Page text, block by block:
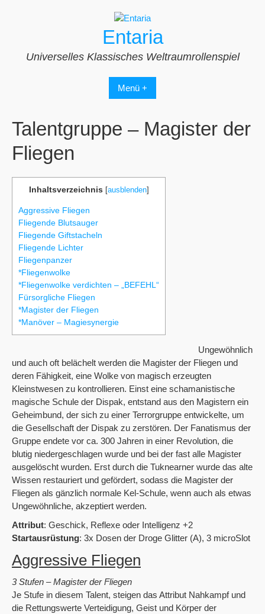
Entaria
Universelles Klassisches Weltraumrollenspiel
Menü +
Talentgruppe – Magister der
Fliegen
Inhaltsverzeichnis [ausblenden]
Aggressive Fliegen
Fliegende Blutsauger
Fliegende Giftstacheln
Fliegende Lichter
Fliegenpanzer
*Fliegenwolke
*Fliegenwolke verdichten – „BEFEHL“
Fürsorgliche Fliegen
*Magister der Fliegen
*Manöver – Magiesynergie
Ungewöhnlich
und auch oft belächelt werden die Magister der Fliegen und
deren Fähigkeit, eine Wolke von magisch erzeugten
Kleinstwesen zu kontrollieren. Einst eine schamanistische
magische Schule der Dispak, entstand aus den Magistern ein
Geheimbund, der sich zu einer Terrorgruppe entwickelte, um
die Gesellschaft der Dispak zu zerstören. Der Fanatismus der
Gruppe endete vor ca. 300 Jahren in einer Revolution, die
blutig niedergeschlagen wurde und bei der fast alle Magister
ausgelöscht wurden. Erst durch die Tuknearner wurde das alte
Wissen restauriert und gefördert, sodass die Magister der
Fliegen als gänzlich normale Kel-Schule, wenn auch als etwas
Ungewöhnliche, akzeptiert werden.
Attribut: Geschick, Reflexe oder Intelligenz +2
Startausrüstung: 3x Dosen der Droge Glitter (A), 3 microSlot
Aggressive Fliegen
3 Stufen – Magister der Fliegen
Je Stufe in diesem Talent, steigen das Attribut Nahkampf und
die Rettungswerte Verteidigung, Geist und Körper der